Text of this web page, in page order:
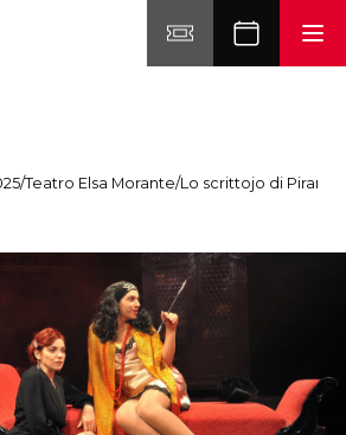
/Teatro Elsa Morante/Lo scrittojo di